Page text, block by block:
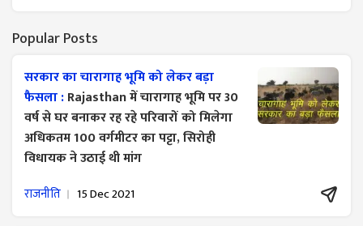
Popular Posts
सरकार का चारागाह भूमि को लेकर बड़ा
फैसला :Rajasthan में चारागाह भूमि पर 30
वर्ष से घर बनाकर रह रहे परिवारों को मिलेगा
अधिकतम 100 वर्गमीटर का पट्टा, सिरोही
विधायक ने उठाई थी मांग
राजनीति 15 Dec 2021